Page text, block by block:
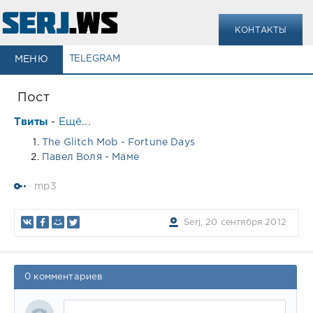
КОНТАКТЫ
МЕНЮ TELEGRAM
Пост
Твиты - Ещё...
The Glitch Mob - Fortune Days
Павел Воля - Маме
mp3
Serj, 20 сентября 2012
0 комментариев